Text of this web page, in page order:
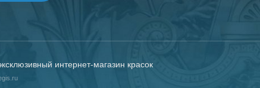
интернет-магазин красок